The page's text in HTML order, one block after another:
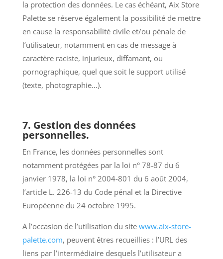
la protection des données. Le cas échéant, Aix Store
Palette se réserve également la possibilité de mettre
en cause la responsabilité civile et/ou pénale de
l’utilisateur, notamment en cas de message à
caractère raciste, injurieux, diffamant, ou
pornographique, quel que soit le support utilisé
(texte, photographie…).
7. Gestion des données
personnelles.
En France, les données personnelles sont
notamment protégées par la loi n° 78-87 du 6
janvier 1978, la loi n° 2004-801 du 6 août 2004,
l’article L. 226-13 du Code pénal et la Directive
Européenne du 24 octobre 1995.
A l’occasion de l’utilisation du site www.aix-store-
palette.com, peuvent êtres recueillies : l’URL des
liens par l’intermédiaire desquels l’utilisateur a